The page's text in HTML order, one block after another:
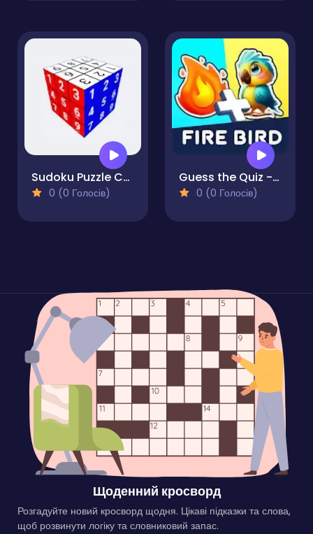
Sudoku Puzzle Cube
0 (0 Голосів)
Guess the Quiz - Emoji IQ Games
0 (0 Голосів)
Щоденний кросворд
Розгадуйте новий кросворд щодня. Цікаві підказки та слова,
щоб розвинути логіку та словниковий запас.